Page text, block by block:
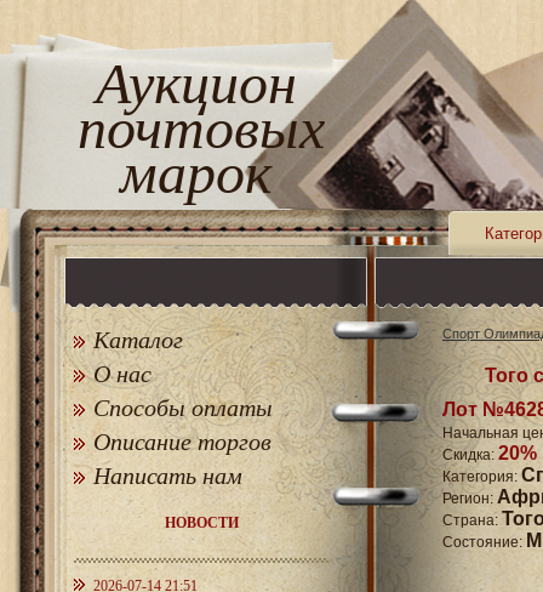
Аукцион
почтовых
марок
Каталог
О нас
Способы оплаты
Описание торгов
Написать нам
НОВОСТИ
2026-07-14 21:51
Спорт
Того
Лот
Начальная
Скидка: 20%
Категория:
Регион:
Страна:
Состояние: